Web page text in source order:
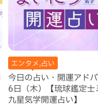
エンタメ,占い
今日の占い・開運アド
6日（木）【琉球鑑定士
九星気学開運占い】